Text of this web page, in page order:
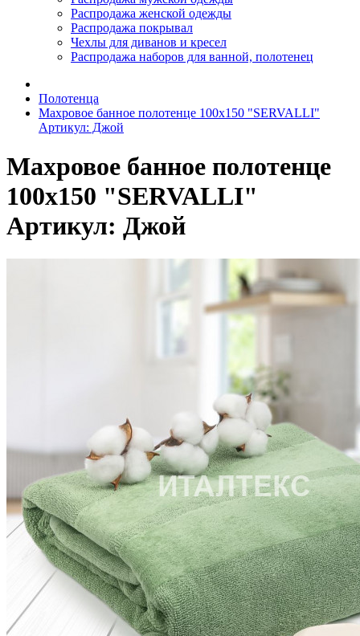
Распродажа женской одежды
Распродажа покрывал
Чехлы для диванов и кресел
Распродажа наборов для ванной, полотенец
Полотенца
Махровое банное полотенце 100х150 "SERVALLI"
Артикул: Джой
Махровое банное полотенце
100х150 "SERVALLI"
Артикул: Джой